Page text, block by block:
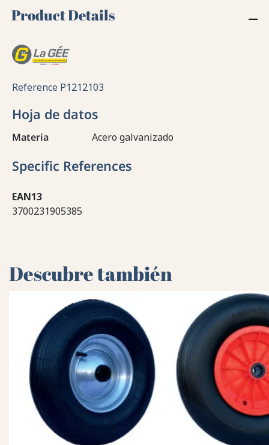
Product Details
Reference P1212103
Hoja de datos
Materia Acero galvanizado
Specific References
EAN13
3700231905385
Descubre también